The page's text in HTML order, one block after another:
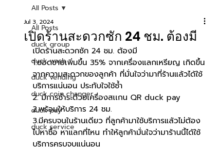
All Posts
duck group
duck wash
duck vending
duck coin changer
duck pay
duck service
All Posts
เปิดร้านสะดวกซัก 24 ชม. ต้องมี
Jul 3, 2024
เปิดร้านสะดวกซัก 24 ชม. ต้องมี
1.ยอดขายเพิ่มขึ้น 35% จากเครื่องแลกเหรียญ เกิดขึ้น
จากความสะดวกของลูกค้า ที่มั่นใจว่ามาที่ร้านแล้วได้ใช้
บริการแน่นอน ประทับใจใช้ซ้ำ
2. มีการชำระด้วยเครื่องสเเกน QR duck pay
2.พร้อมให้บริการ 24 ชม.
3.มีครบจนในร้านเดียว ที่ลูกค้ามาใช้บริการแล้วไม่ต้อง
ไปหาซื้อ หาแลกที่ไหน ทำให้ลูกค้ามั่นใจว่ามาร้านนี้ได้ใช้
บริการครบจบแน่นอน